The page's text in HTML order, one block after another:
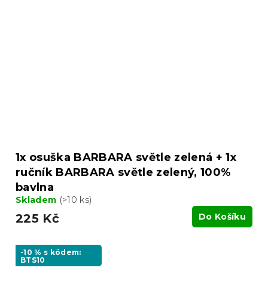
1x osuška BARBARA světle zelená + 1x
ručník BARBARA světle zelený, 100%
bavlna
Skladem (>10 ks)
225 Kč Do Košíku
-10 % s kódem:
BTS10